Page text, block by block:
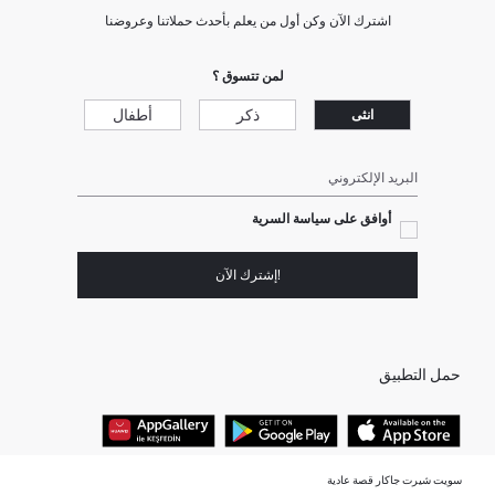
سويت شيرت جاكار قصة عادية
اشترك الآن وكن أول من يعلم بأحدث حملاتنا وعروضنا
لمن تتسوق ؟
انثى ذكر أطفال
البريد الإلكتروني
أوافق على سياسة السرية
!إشترك الآن
حمل التطبيق